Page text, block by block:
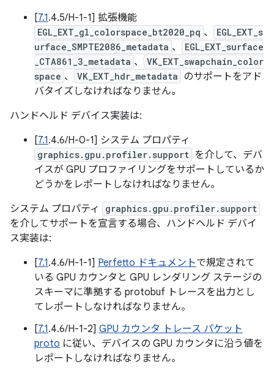
[7.1.4.5/H-1-1] 拡張機能
EGL_EXT_gl_colorspace_bt2020_pq 、
EGL_EXT_s
urface_SMPTE2086_metadata 、
EGL_EXT_surface
_CTA861_3_metadata 、
VK_EXT_swapchain_color
space 、 VK_EXT_hdr_metadata のサポートをアド
バタイズしなければなりません。
ハンドヘルド デバイス実装は:
[7.1.4.6/H-0-1] システム プロパティ
graphics.gpu.profiler.support を介して、デバ
イスが GPU プロファイリングをサポートしているか
どうかをレポートしなければなりません。
システム プロパティ
graphics.gpu.profiler.support
を介してサポートを宣言する場合、ハンドヘルド デバイ
ス実装は:
[7.1.4.6/H-1-1] Perfetto ドキュメントで規定されて
いる GPU カウンタと GPU レンダリング ステージの
スキーマに準拠する protobuf トレースを出力とし
てレポートしなければなりません。
[7.1.4.6/H-1-2] GPU カウンタ トレース パケット
proto に従い、デバイスの GPU カウンタに沿う値を
レポートしなければなりません。